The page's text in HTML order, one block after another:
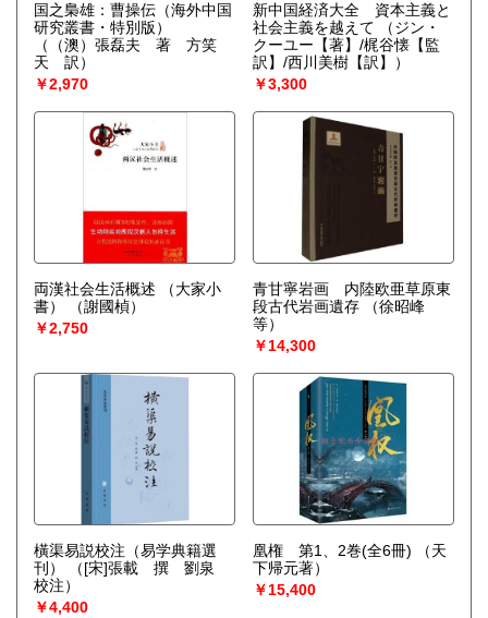
国之梟雄：曹操伝（海外中国
研究叢書・特別版）
（（澳）張磊夫 著 方笑
天 訳）
￥2,970
新中国経済大全 資本主義と
社会主義を越えて
（ジン・
クーユー【著】/梶谷懐【監
訳】/西川美樹【訳】）
￥3,300
両漢社会生活概述 （大家小
書）
（謝國楨）
￥2,750
青甘寧岩画 内陸欧亜草原東
段古代岩画遺存
（徐昭峰
等）
￥14,300
橫渠易説校注（易学典籍選
刊）
（[宋]張載 撰 劉泉
校注）
￥4,400
凰権 第1、2巻(全6冊)
（天
下帰元著）
￥15,400